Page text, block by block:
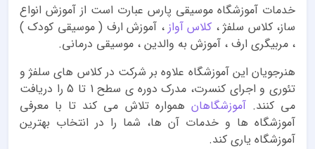
خدمات آموزشگاه موسیقی پارس عبارت است از آموزش انواع
ساز، کلاس سلفژ ، کلاس آواز ، آموزش ارف ( موسیقی کودک )
، مربیگری ارف ، آموزش به والدین ، موسیقی درمانی.
هنرجویان این آموزشگاه علاوه بر شرکت در کلاس های سلفژ و
تئوری و اجرای کنسرت، مدرک دوره ی سطح 1 تا 5 را دریافت
می کنند.آموزشگاهان همواره تلاش می کند تا با معرفی
آموزشگاه ها و خدمات آن ها، شما را در انتخاب بهترین
آموزشگاه یاری کند.